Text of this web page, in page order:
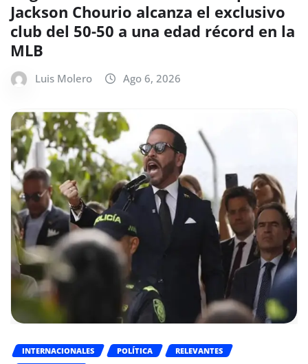
Jackson Chourio alcanza el exclusivo
club del 50-50 a una edad récord en la
MLB
Luis Molero Ago 6, 2026
INTERNACIONALES POLÍTICA
RELEVANTES